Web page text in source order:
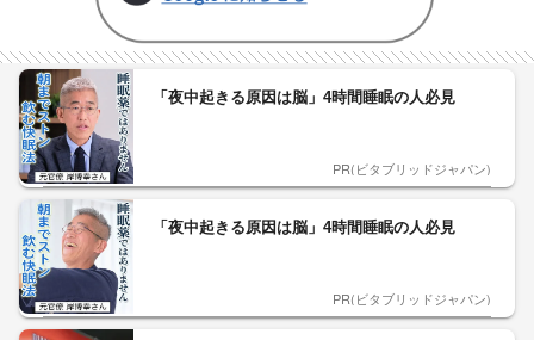
「夜中起きる原因は脳」4時間睡眠の人必見
PR(ビタブリッドジャパン)
「夜中起きる原因は脳」4時間睡眠の人必見
PR(ビタブリッドジャパン)